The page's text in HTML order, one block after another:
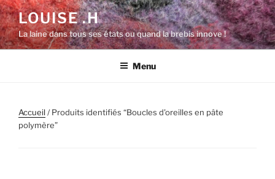
Aller
au
contenu
principal
LOUISE .H
La laine dans tous ses états ou quand la brebis innove !
Menu
Accueil/ Produits identifiés “Boucles d'oreilles en pâte
polymère”